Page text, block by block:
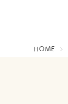
HOME